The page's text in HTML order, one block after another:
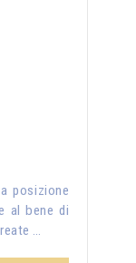
posizione
al bene di
…